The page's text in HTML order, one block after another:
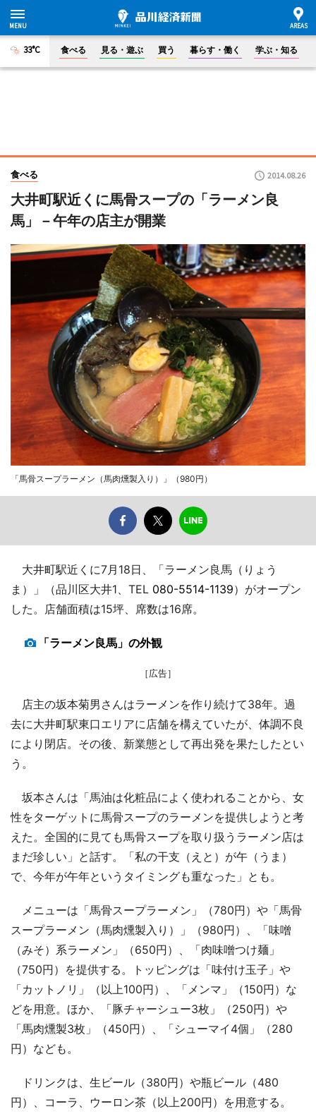
33°C 食べる 見る・遊ぶ 買う 暮らす・働く 学ぶ・知る
食べる 2014.08.26
大井町駅近くに馬骨スープの「ラーメン良
馬」－午年の店主が開業
「馬骨スープラーメン（馬肉燻製入り）」（980円）
大井町駅近くに7月18日、「ラーメン良馬（りょう
ま）」（品川区大井1、TEL 080-5514-1139）がオープン
した。店舗面積は15坪、席数は16席。
「ラーメン良馬」の外観
［広告］
店主の坂本菊男さんはラーメンを作り続けて38年。過
去に大井町駅東口エリアに店舗を構えていたが、体調不良
により閉店。その後、新業態として再出発を果たしたとい
う。
坂本さんは「馬油は化粧品によく使われることから、女
性をターゲットに馬骨スープのラーメンを提供しようと考
えた。全国的に見ても馬骨スープを取り扱うラーメン店は
まだ珍しい」と話す。「私の干支（えと）が午（うま）
で、今年が午年というタイミングも重なった」とも。
メニューは「馬骨スープラーメン」（780円）や「馬骨
スープラーメン（馬肉燻製入り）」（980円）、「味噌
（みそ）系ラーメン」（650円）、「肉味噌つけ麺」
（750円）を提供する。トッピングは「味付け玉子」や
「カットノリ」（以上100円）、「メンマ」（150円）な
どを用意。ほか、「豚チャーシュー3枚」（250円）や
「馬肉燻製3枚」（450円）、「シューマイ4個」（280
円）なども。
ドリンクは、生ビール（380円）や瓶ビール（480
円）、コーラ、ウーロン茶（以上200円）を用意する。